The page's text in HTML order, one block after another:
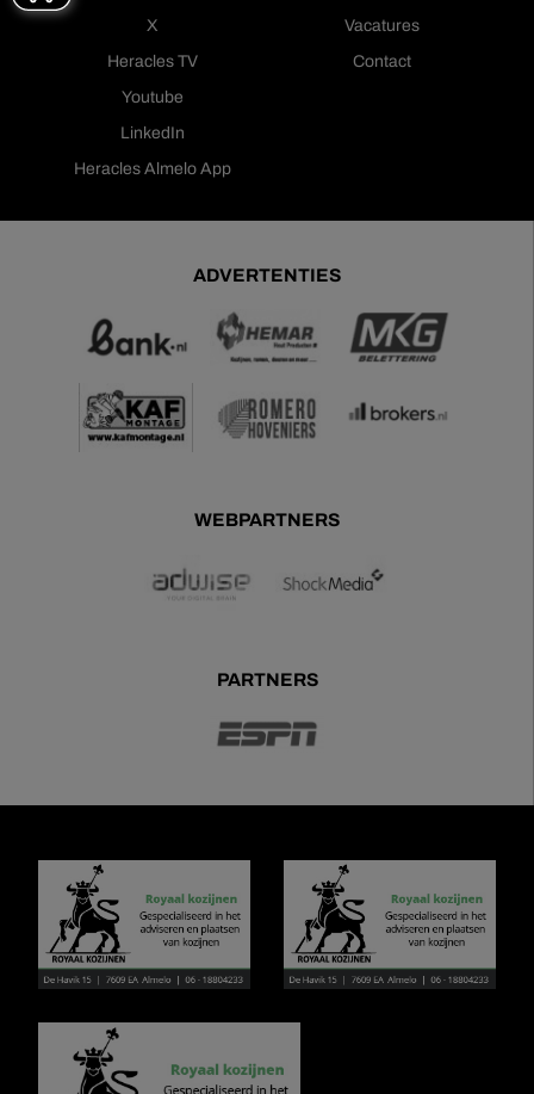
X
Heracles TV
Youtube
LinkedIn
Heracles Almelo App
Vacatures
Contact
ADVERTENTIES
WEBPARTNERS
PARTNERS